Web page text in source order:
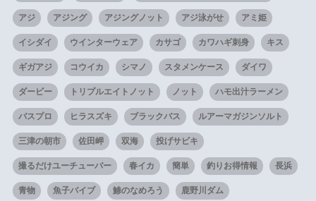
アジ アジング アジングノット アジ泳がせ アミ姫
イシダイ ウインターウェア カサゴ カワハギ刺身 キス
ギガアジ コウイカ シマノ スタメンケース ダイワ
ダービー トリプルエイトノット ノット ハモ出汁ラーメン
バスプロ ヒラスズキ ブラックバス ルアーマガジンソルト
三津の朝市 佐田岬 双海 投げサビキ
撮るだけユーチューバー 春イカ 簡単 釣りお得情報 長浜
青物 魚子バイブ 鯵のなめろう 鹿野川ダム